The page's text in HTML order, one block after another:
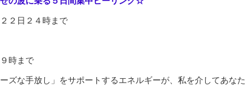
２日２４時まで
時まで
ズな手放し」をサポートするエネルギーが、私を介してあなた